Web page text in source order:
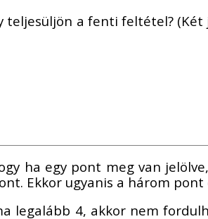
a fenti feltétel?
ha egy pont meg van
Ekkor ugyanis a három
legalább 4, akkor nem